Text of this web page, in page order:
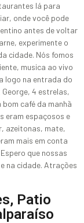
lá para
onde você pode
antes de voltar
experimente o
cidade. Nós fomos
musica ao vivo
logo na entrada do
4 estrelas,
café da manhã
eram espaçosos e
azeitonas, mate,
mais em conta
que nossas
na cidade. Atrações
Patio